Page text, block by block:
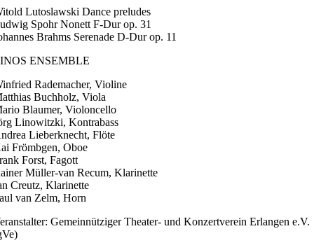
Lutoslawski Dance preludes
Spohr Nonett F-Dur op. 31
Brahms Serenade D-Dur op. 11
ENSEMBLE
Rademacher, Violine
Buchholz, Viola
Blaumer, Violoncello
Linowitzki, Kontrabass
Lieberknecht, Flöte
Frömbgen, Oboe
Forst, Fagott
Müller-van Recum, Klarinette
Creutz, Klarinette
van Zelm, Horn
Gemeinnütziger Theater- und Konzertverein Erlangen e.V.